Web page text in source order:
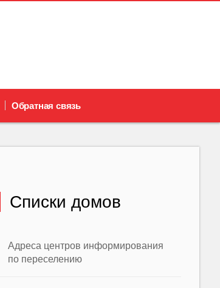
Обратная связь
Списки домов
Адреса центров информирования
по переселению